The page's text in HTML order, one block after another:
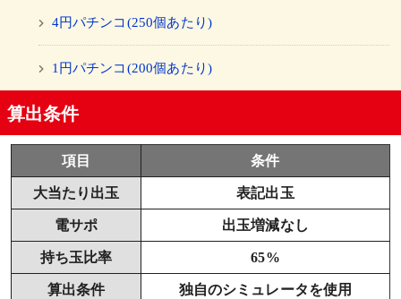
4円パチンコ(250個あたり)
1円パチンコ(200個あたり)
算出条件
項目 条件
大当たり出玉 表記出玉
電サポ 出玉増減なし
持ち玉比率 65%
算出条件 独自のシミュレータを使用